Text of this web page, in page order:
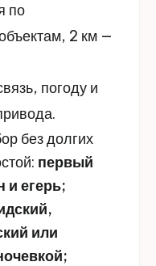
по
2 км —
погоду и
без долгих
первый
и егерь;
или